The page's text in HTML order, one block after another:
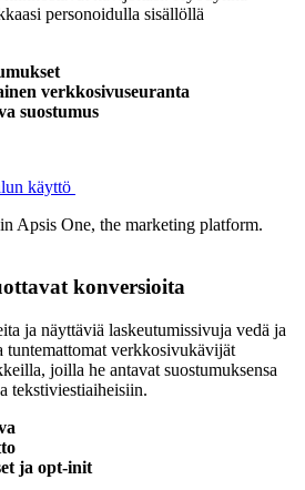
personoidulla sisällöllä
verkkosivuseuranta
suostumus
käyttö
konversioita
ja näyttäviä laskeutumissivuja vedä ja
verkkosivukävijät
joilla he antavat suostumuksensa
tekstiviestiaiheisiin.
ja opt-init